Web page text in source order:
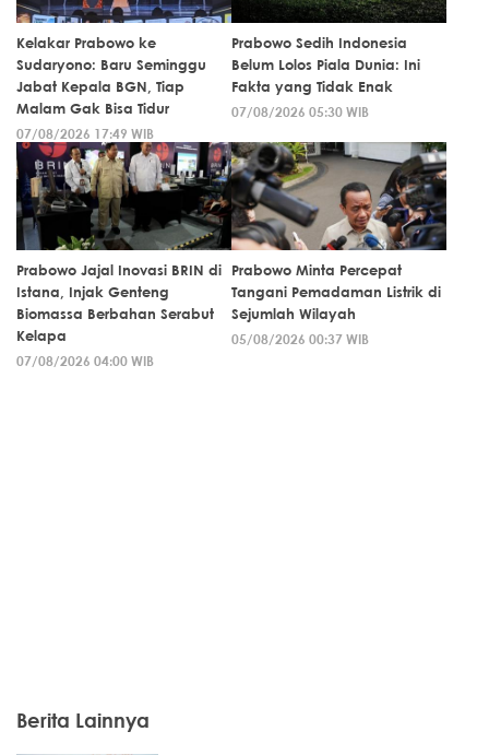
Kelakar Prabowo ke
Sudaryono: Baru Seminggu
Jabat Kepala BGN, Tiap
Malam Gak Bisa Tidur
07/08/2026 17:49 WIB
Prabowo Sedih Indonesia
Belum Lolos Piala Dunia: Ini
Fakta yang Tidak Enak
07/08/2026 05:30 WIB
Prabowo Jajal Inovasi BRIN di
Istana, Injak Genteng
Biomassa Berbahan Serabut
Kelapa
07/08/2026 04:00 WIB
Prabowo Minta Percepat
Tangani Pemadaman Listrik di
Sejumlah Wilayah
05/08/2026 00:37 WIB
Berita Lainnya